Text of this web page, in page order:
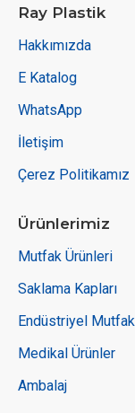
Ray Plastik
Hakkımızda
E Katalog
WhatsApp
İletişim
Çerez Politikamız
Ürünlerimiz
Mutfak Ürünleri
Saklama Kapları
Endüstriyel
Medikal Ürünler
Ambalaj